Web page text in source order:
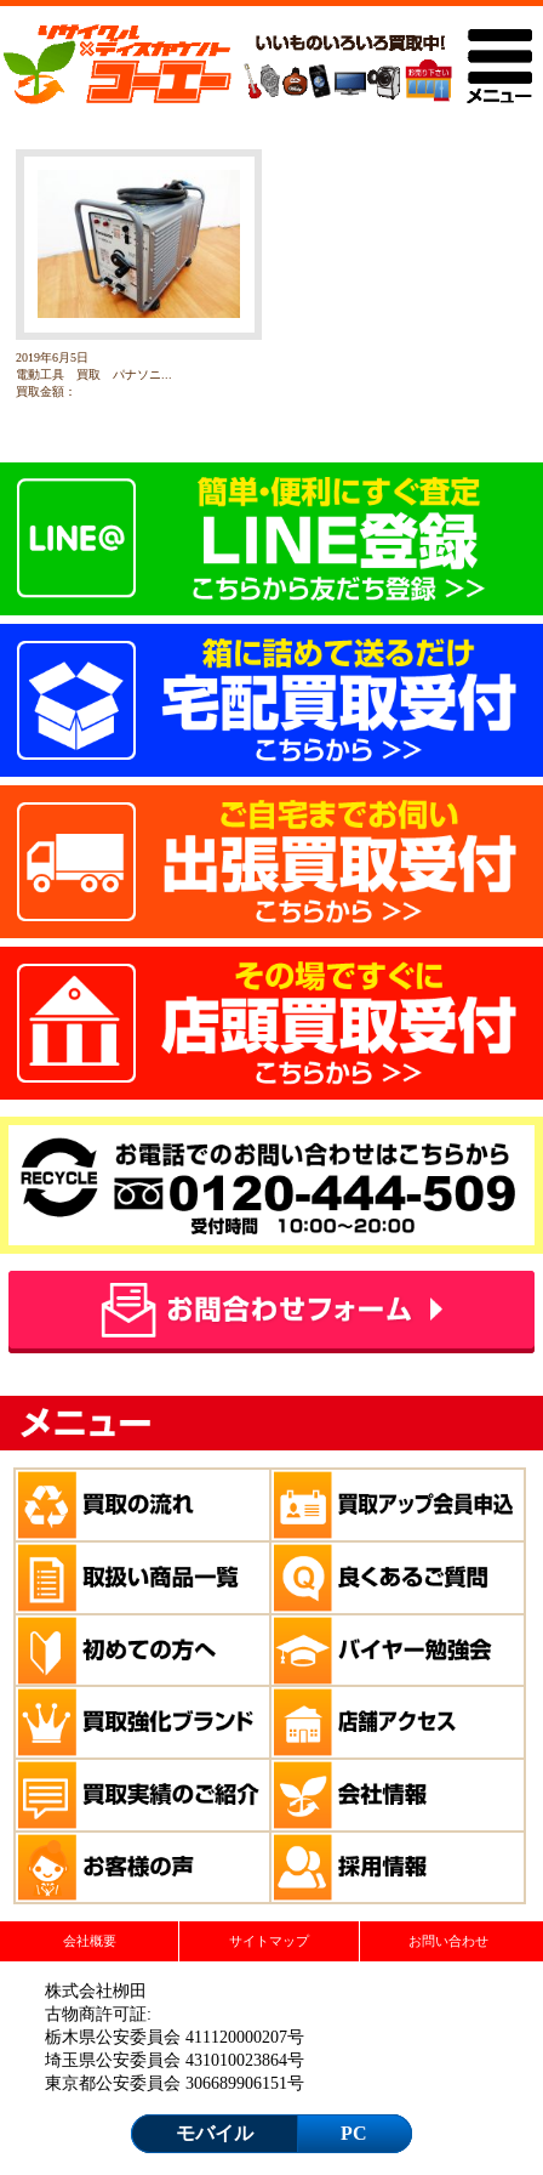
2019年6月5日
電動工具 買取 パナソニ...
買取金額：
会社概要 サイトマップ お問い合わせ
株式会社栁田
古物商許可証:
栃木県公安委員会 411120000207号
埼玉県公安委員会 431010023864号
東京都公安委員会 306689906151号
モバイル PC